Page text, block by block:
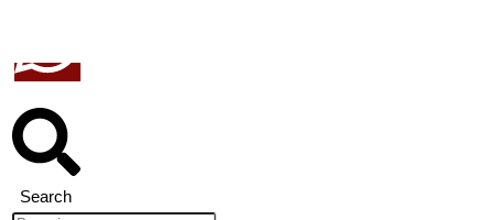
Search